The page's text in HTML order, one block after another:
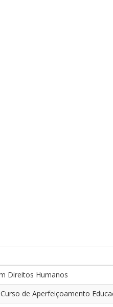
Direitos Humanos
de Aperfeiçoamento